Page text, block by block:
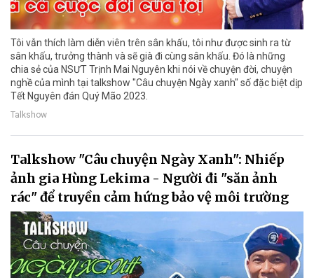
Tôi vẫn thích làm diễn viên trên sân khấu, tôi như được sinh ra từ
sân khấu, trưởng thành và sẽ già đi cùng sân khấu. Đó là những
chia sẻ của NSƯT Trịnh Mai Nguyên khi nói về chuyện đời, chuyện
nghề của mình tại talkshow "Câu chuyện Ngày xanh" số đặc biệt dịp
Tết Nguyên đán Quý Mão 2023.
Talkshow
Talkshow "Câu chuyện Ngày Xanh": Nhiếp
ảnh gia Hùng Lekima - Người đi "săn ảnh
rác" để truyền cảm hứng bảo vệ môi trường